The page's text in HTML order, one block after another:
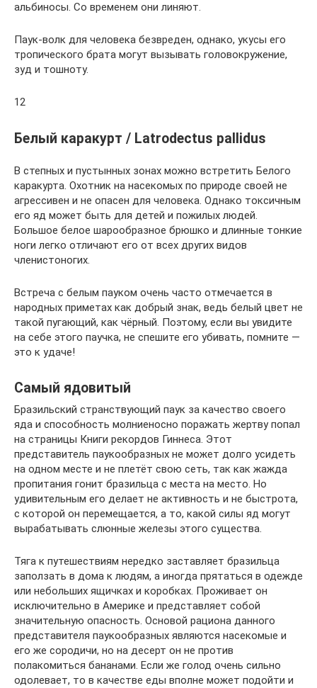
альбиносы. Со временем они линяют.
Паук-волк для человека безвреден, однако, укусы его
тропического брата могут вызывать головокружение,
зуд и тошноту.
12
Белый каракурт / Latrodectus pallidus
В степных и пустынных зонах можно встретить Белого
каракурта. Охотник на насекомых по природе своей не
агрессивен и не опасен для человека. Однако токсичным
его яд может быть для детей и пожилых людей.
Большое белое шарообразное брюшко и длинные тонкие
ноги легко отличают его от всех других видов
членистоногих.
Встреча с белым пауком очень часто отмечается в
народных приметах как добрый знак, ведь белый цвет не
такой пугающий, как чёрный. Поэтому, если вы увидите
на себе этого паучка, не спешите его убивать, помните —
это к удаче!
Самый ядовитый
Бразильский странствующий паук за качество своего
яда и способность молниеносно поражать жертву попал
на страницы Книги рекордов Гиннеса. Этот
представитель паукообразных не может долго усидеть
на одном месте и не плетёт свою сеть, так как жажда
пропитания гонит бразильца с места на место. Но
удивительным его делает не активность и не быстрота,
с которой он перемещается, а то, какой силы яд могут
вырабатывать слюнные железы этого существа.
Тяга к путешествиям нередко заставляет бразильца
заползать в дома к людям, а иногда прятаться в одежде
или небольших ящичках и коробках. Проживает он
исключительно в Америке и представляет собой
значительную опасность. Основой рациона данного
представителя паукообразных являются насекомые и
его же сородичи, но на десерт он не против
полакомиться бананами. Если же голод очень сильно
одолевает, то в качестве еды вполне может подойти и